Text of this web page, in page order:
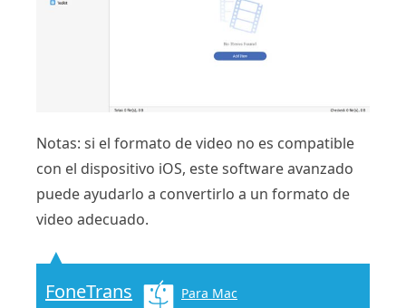
Notas: si el formato de video no es compatible
con el dispositivo iOS, este software avanzado
puede ayudarlo a convertirlo a un formato de
video adecuado.
FoneTrans Para Mac